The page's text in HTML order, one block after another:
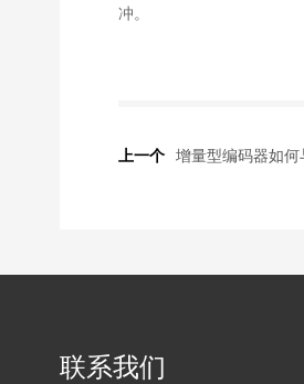
冲。
上一个 增量型编码器如何
联系我们